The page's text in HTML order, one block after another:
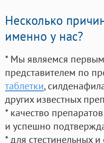
Несколько
именно у нас?
* Мы являемся
представителем по
таблетки,
других известных
* качество
и успешно
* для стестинельных